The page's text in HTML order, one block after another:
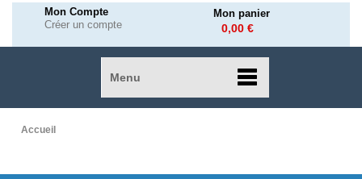
Mon Compte
Créer un compte
Mon panier
0,00 €
Menu
Accueil